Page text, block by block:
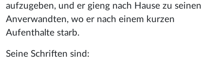
aufzugeben, und er gieng nach Hause zu seinen
Anverwandten, wo er nach einem kurzen
Aufenthalte starb.
Seine Schriften sind: